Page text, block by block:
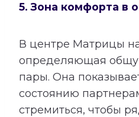
5. Зона комфорта в
В центре Матрицы
определяющая
пары. Она
состоянию
стремиться, чтобы